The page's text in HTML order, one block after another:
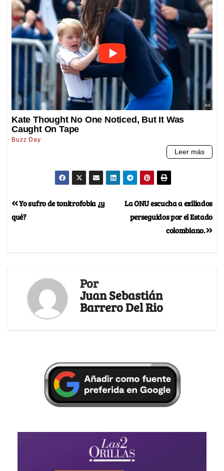
La ONU escucha a exiliados
perseguidos por el Estado
colombiano.
Yo sufro de tonitrofobia ¿y
qué?
Por
Juan Sebastián
Barrero Del Rio